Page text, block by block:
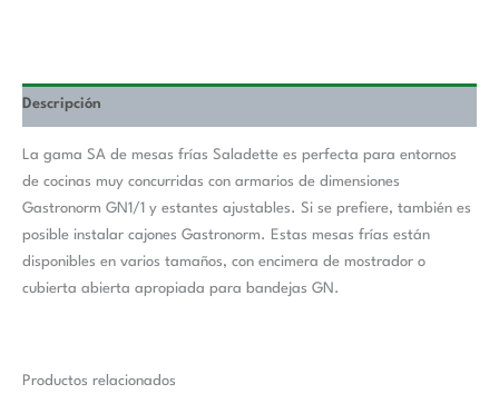
Descripción
La gama SA de mesas frías Saladette es perfecta para entornos
de cocinas muy concurridas con armarios de dimensiones
Gastronorm GN1/1 y estantes ajustables. Si se prefiere, también es
posible instalar cajones Gastronorm. Estas mesas frías están
disponibles en varios tamaños, con encimera de mostrador o
cubierta abierta apropiada para bandejas GN.
Productos relacionados